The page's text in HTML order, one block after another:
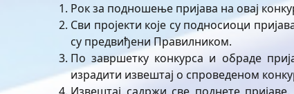
Рок за подношење пријава на овај
Сви пројекти које су подносиоци
су предвиђени Правилником.
По завршетку конкурса и обраде
израдити извештај о спроведеном